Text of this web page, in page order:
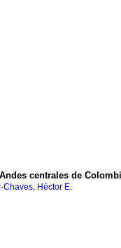
centrales de
Chaves, Héctor E.